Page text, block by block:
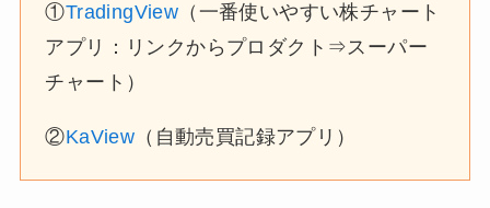
①TradingView （一番使いやすい株チャート
アプリ：リンクからプロダクト⇒スーパー
チャート）
②KaView （自動売買記録アプリ）